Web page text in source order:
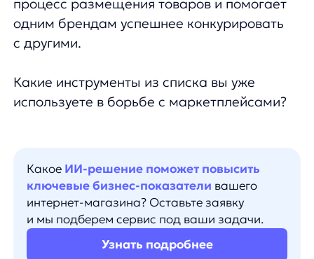
Узнать подробнее
18.10.2024
Я ознакомился с условиямиПолитики обработки персональных данныхи даю
согласие на обработки моих персональных данных
рассылки с новостями AI от Any